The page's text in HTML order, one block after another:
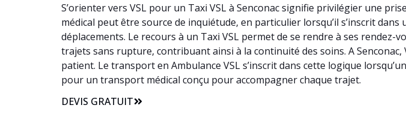
S’orienter vers VSL pour un Taxi VSL à Senconac signifie privilégier une
médical peut être source de inquiétude, en particulier lorsqu’il s’inscrit
déplacements. Le recours à un Taxi VSL permet de se rendre à ses rendez-
trajets sans rupture, contribuant ainsi à la continuité des soins. A
patient. Le transport en Ambulance VSL s’inscrit dans cette logique
pour un transport médical conçu pour accompagner chaque trajet.
DEVIS GRATUIT